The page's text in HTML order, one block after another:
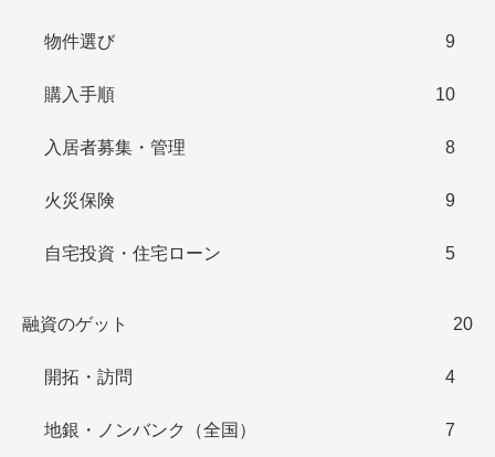
物件選び 9
購入手順 10
入居者募集・管理 8
火災保険 9
自宅投資・住宅ローン 5
融資のゲット 20
開拓・訪問 4
地銀・ノンバンク（全国） 7